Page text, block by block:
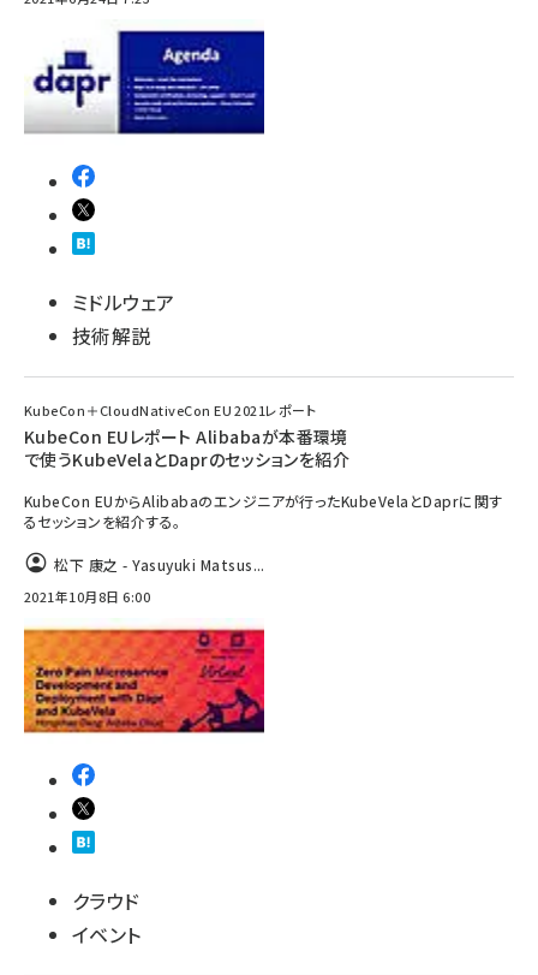
ミドルウェア
技術解説
KubeCon＋CloudNativeCon EU 2021レポート
KubeCon EUレポート Alibabaが本番環境
で使うKubeVelaとDaprのセッションを紹介
KubeCon EUからAlibabaのエンジニアが行ったKubeVelaとDaprに関す
るセッションを紹介する。
松下 康之 - Yasuyuki Matsus...
2021年10月8日 6:00
クラウド
イベント